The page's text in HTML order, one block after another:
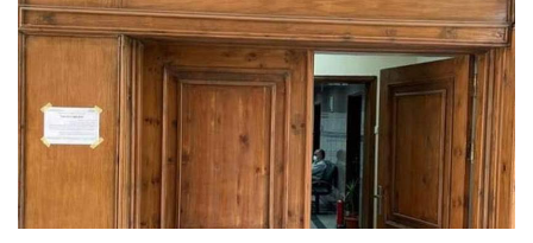
هيئة التدريس
الدراسات العليا
الخريجين
الموظفون